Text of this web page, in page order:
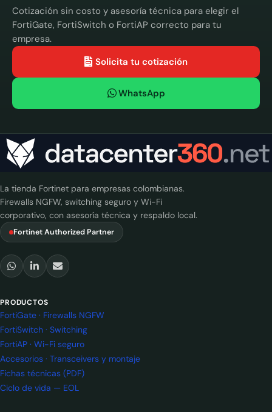
Cotización sin costo y asesoría técnica para elegir el
FortiGate, FortiSwitch o FortiAP correcto para tu
empresa.
Solicita tu cotización
WhatsApp
La tienda Fortinet para empresas colombianas.
Firewalls NGFW, switching seguro y Wi-Fi
corporativo, con asesoría técnica y respaldo local.
Fortinet Authorized Partner
PRODUCTOS
FortiGate · Firewalls NGFW
FortiSwitch · Switching
FortiAP · Wi-Fi seguro
Accesorios · Transceivers y montaje
Fichas técnicas (PDF)
Ciclo de vida — EOL